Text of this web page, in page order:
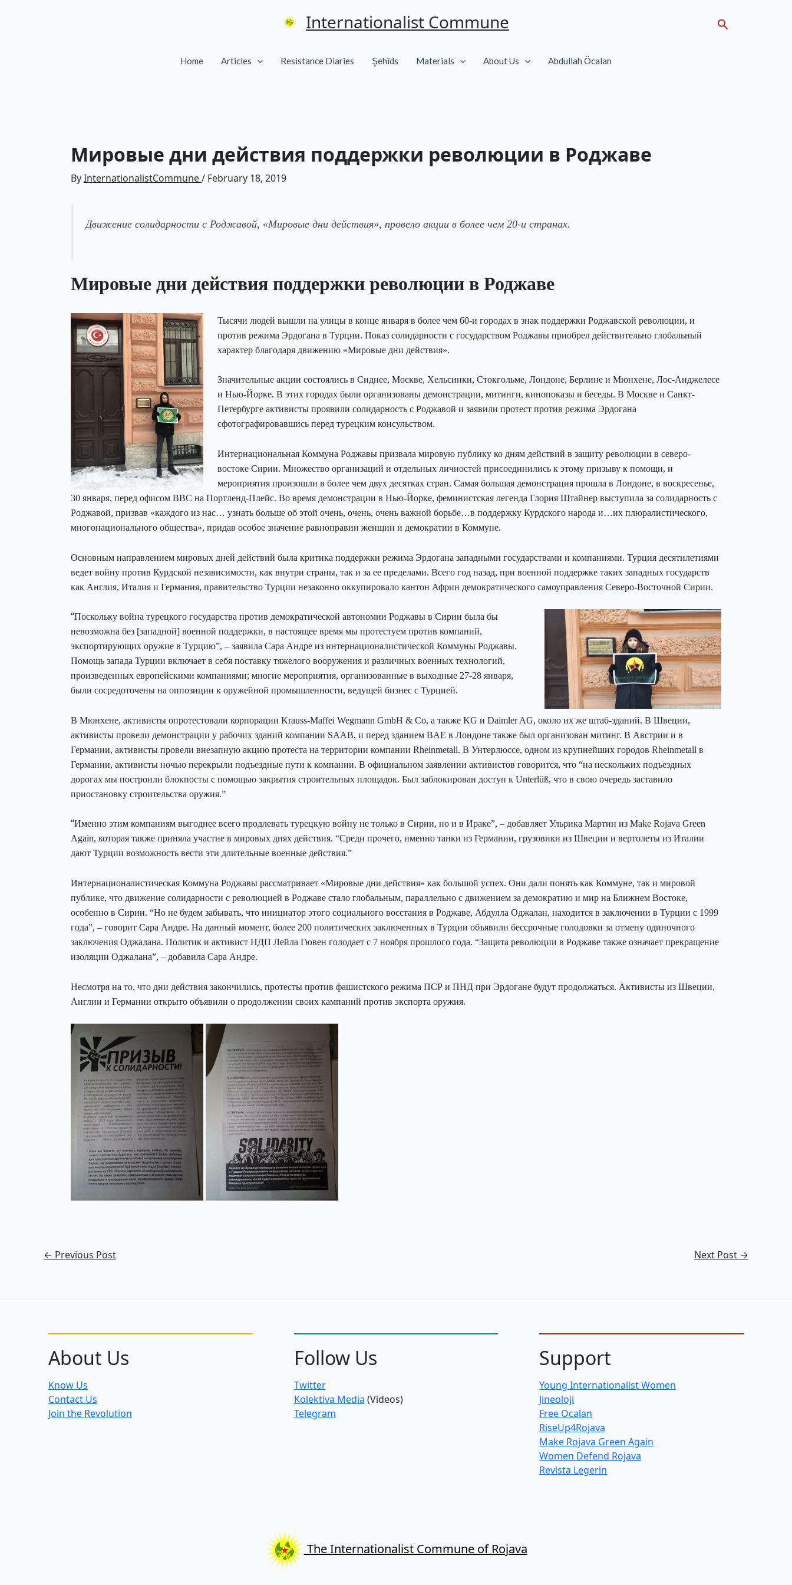
Internationalist Commune Search
Home Articles Resistance Diaries Şehîds Materials About Us Abdullah Öcalan
Мировые дни действия поддержки революции в Роджаве
ByInternationalistCommune/ February 18, 2019
Движение солидарности с Роджавой, «Мировые дни действия», провело акции в более чем 20-и странах.
Мировые дни действия поддержки революции в Роджаве
Тысячи людей вышли на улицы в конце января в более чем 60-и городах в знак поддержки Роджавской революции, и
против режима Эрдогана в Турции. Показ солидарности с государством Роджавы приобрел действительно глобальный
характер благодаря движению «Мировые дни действия».
Значительные акции состоялись в Сиднее, Москве, Хельсинки, Стокгольме, Лондоне, Берлине и Мюнхене, Лос-Анджелесе
и Нью-Йорке. В этих городах были организованы демонстрации, митинги, кинопоказы и беседы. В Москве и Санкт-
Петербурге активисты проявили солидарность с Роджавой и заявили протест против режима Эрдогана
сфотографировавшись перед турецким консульством.
Интернациональная Коммуна Роджавы призвала мировую публику ко дням действий в защиту революции в северо-
востоке Сирии. Множество организаций и отдельных личностей присоединились к этому призыву к помощи, и
мероприятия произошли в более чем двух десятках стран. Самая большая демонстрация прошла в Лондоне, в воскресенье,
30 января, перед офисом BBC на Портленд-Плейс. Во время демонстрации в Нью-Йорке, феминистская легенда Глория Штайнер выступила за солидарность с
Роджавой, призвав «каждого из нас… узнать больше об этой очень, очень, очень важной борьбе…в поддержку Курдского народа и…их плюралистического,
многонационального общества», придав особое значение равноправии женщин и демократии в Коммуне.
Основным направлением мировых дней действий была критика поддержки режима Эрдогана западными государствами и компаниями. Турция десятилетиями
ведет войну против Курдской независимости, как внутри страны, так и за ее пределами. Всего год назад, при военной поддержке таких западных государств
как Англия, Италия и Германия, правительство Турции незаконно оккупировало кантон Африн демократического самоуправления Северо-Восточной Сирии.
“Поскольку война турецкого государства против демократической автономии Роджавы в Сирии была бы
невозможна без [западной] военной поддержки, в настоящее время мы протестуем против компаний,
экспортирующих оружие в Турцию”, – заявила Сара Андре из интернационалистической Коммуны Роджавы.
Помощь запада Турции включает в себя поставку тяжелого вооружения и различных военных технологий,
произведенных европейскими компаниями; многие мероприятия, организованные в выходные 27-28 января,
были сосредоточены на оппозиции к оружейной промышленности, ведущей бизнес с Турцией.
В Мюнхене, активисты опротестовали корпорации Krauss-Maffei Wegmann GmbH & Co, а также KG и Daimler AG, около их же штаб-зданий. В Швеции,
активисты провели демонстрации у рабочих зданий компании SAAB, и перед зданием BAE в Лондоне также был организован митинг. В Австрии и в
Германии, активисты провели внезапную акцию протеста на территории компании Rheinmetall. В Унтерлюссе, одном из крупнейших городов Rheinmetall в
Германии, активисты ночью перекрыли подъездные пути к компании. В официальном заявлении активистов говорится, что “на нескольких подъездных
дорогах мы построили блокпосты с помощью закрытия строительных площадок. Был заблокирован доступ к Unterlüß, что в свою очередь заставило
приостановку строительства оружия.”
“Именно этим компаниям выгоднее всего продлевать турецкую войну не только в Сирии, но и в Ираке”, – добавляет Ульрика Мартин из Make Rojava Green
Again, которая также приняла участие в мировых днях действия. “Среди прочего, именно танки из Германии, грузовики из Швеции и вертолеты из Италии
дают Турции возможность вести эти длительные военные действия.”
Интернационалистическая Коммуна Роджавы рассматривает «Мировые дни действия» как большой успех. Они дали понять как Коммуне, так и мировой
публике, что движение солидарности с революцией в Роджаве стало глобальным, параллельно с движением за демократию и мир на Ближнем Востоке,
особенно в Сирии. “Но не будем забывать, что инициатор этого социального восстания в Роджаве, Абдулла Оджалан, находится в заключении в Турции с 1999
года”, – говорит Сара Андре. На данный момент, более 200 политических заключенных в Турции объявили бессрочные голодовки за отмену одиночного
заключения Оджалана. Политик и активист НДП Лейла Гювен голодает с 7 ноября прошлого года. “Защита революции в Роджаве также означает прекращение
изоляции Оджалана”, – добавила Сара Андре.
Несмотря на то, что дни действия закончились, протесты против фашистского режима ПСР и ПНД при Эрдогане будут продолжаться. Активисты из Швеции,
Англии и Германии открыто объявили о продолжении своих кампаний против экспорта оружия.
← Previous Post Next Post →
About Us
Know Us
Contact Us
Join the Revolution
Follow Us
Twitter
Kolektiva Media (Videos)
Telegram
Support
Young Internationalist Women
Jineoloji
Free Ocalan
RiseUp4Rojava
Make Rojava Green Again
Women Defend Rojava
Revista Legerin
The Internationalist Commune of Rojava